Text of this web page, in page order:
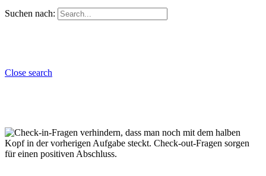
Suchen nach:
Close search